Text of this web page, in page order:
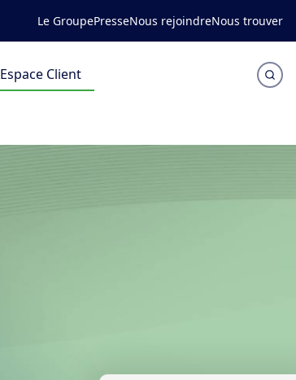
Le GroupePresseNous rejoindreNous trouver
Espace Client